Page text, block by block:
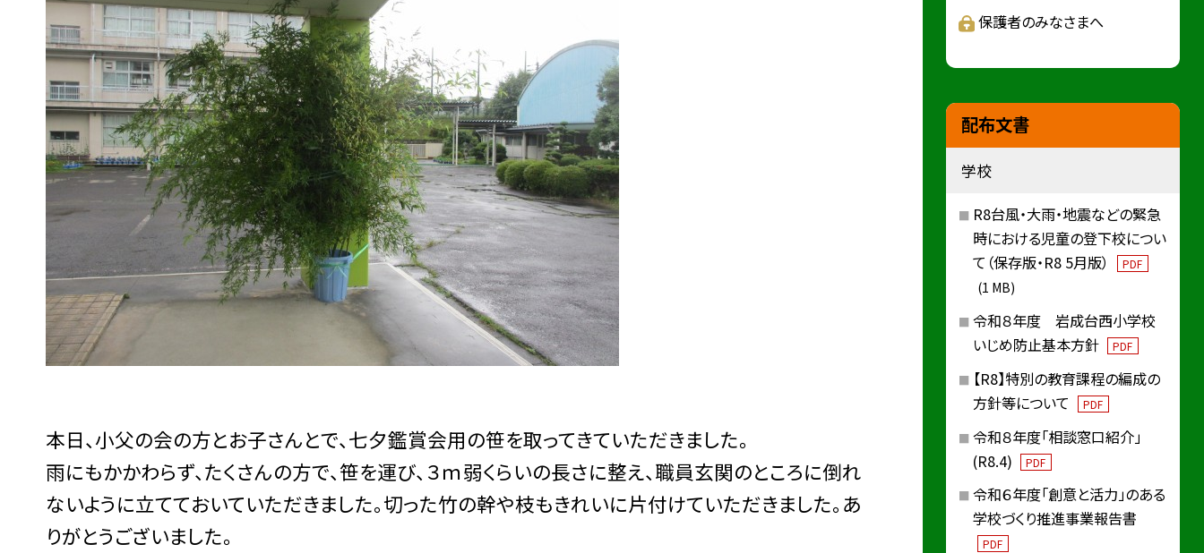
本日、小父の会の方とお子さんとで、七夕鑑賞会用の笹を取ってきていただきました。
雨にもかかわらず、たくさんの方で、笹を運び、３ｍ弱くらいの長さに整え、職員玄関のところに倒れ
ないように立てておいていただきました。切った竹の幹や枝もきれいに片付けていただきました。あ
りがとうございました。
保護者のみなさまへ
配布文書
学校
R8台風・大雨・地震などの緊急
時における児童の登下校につい
て（保存版・R8 5月版）
PDF
(1 MB)
令和８年度 岩成台西小学校
いじめ防止基本方針
PDF
【R8】特別の教育課程の編成の
方針等について
PDF
令和８年度「相談窓口紹介」
(R8.4)
PDF
令和６年度「創意と活力」のある
学校づくり推進事業報告書
PDF